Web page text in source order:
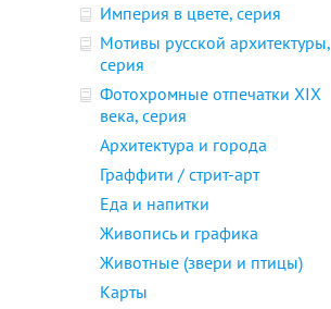
Империя в цвете, серия
Мотивы русской архитектуры,
серия
Фотохромные отпечатки XIX
века, серия
Архитектура и города
Граффити / стрит-арт
Еда и напитки
Живопись и графика
Животные (звери и птицы)
Карты